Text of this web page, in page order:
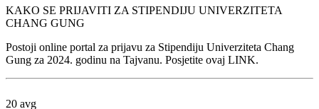
KAKO SE PRIJAVITI ZA STIPENDIJU UNIVERZITETA
CHANG GUNG
Postoji online portal za prijavu za Stipendiju Univerziteta Chang
Gung za 2024. godinu na Tajvanu. Posjetite ovaj LINK.
20 avg